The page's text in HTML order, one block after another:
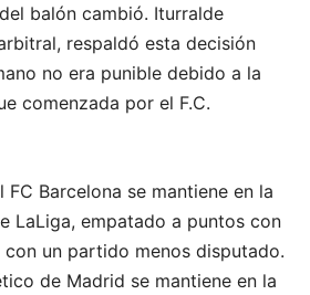
balón cambió. Iturralde
respaldó esta decisión
no era punible debido a la
comenzada por el F.C.
Barcelona se mantiene en la
LaLiga, empatado a puntos con
un partido menos disputado.
de Madrid se mantiene en la